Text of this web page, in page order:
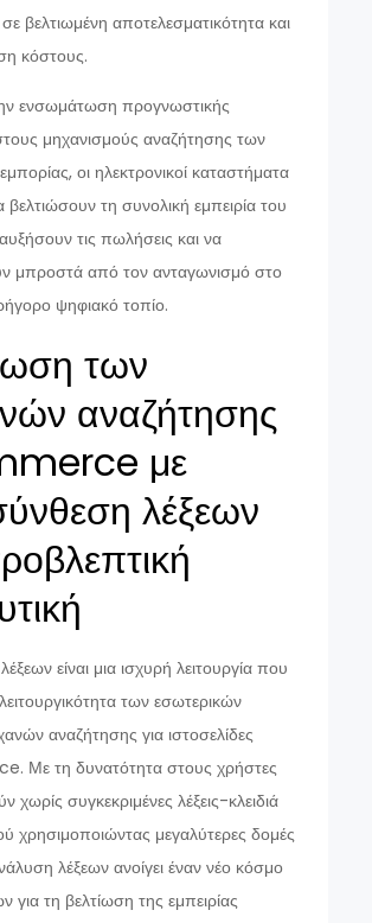
βελτιωμένη αποτελεσματικότητα και
κόστους.
ενσωμάτωση προγνωστικής
μηχανισμούς αναζήτησης των
οι ηλεκτρονικοί καταστήματα
τη συνολική εμπειρία του
τις πωλήσεις και να
μπροστά από τον ανταγωνισμό στο
ψηφιακό τοπίο.
των
αναζήτησης
με
λέξεων
είναι μια ισχυρή λειτουργία που
των εσωτερικών
αναζήτησης για ιστοσελίδες
Με τη δυνατότητα στους χρήστες
χωρίς συγκεκριμένες λέξεις-κλειδιά
χρησιμοποιώντας μεγαλύτερες δομές
λέξεων ανοίγει έναν νέο κόσμο
για τη βελτίωση της εμπειρίας